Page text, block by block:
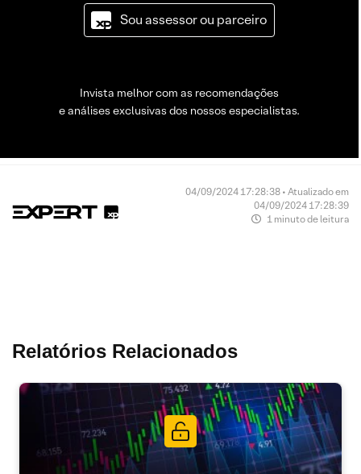
Sou assessor ou parceiro
Invista melhor com as recomendações
e análises exclusivas dos nossos especialistas.
04/09/2024 17:28:38 • Atualizado em
04/09/2024 17:28:39
1 minuto de leitura
Relatórios Relacionados